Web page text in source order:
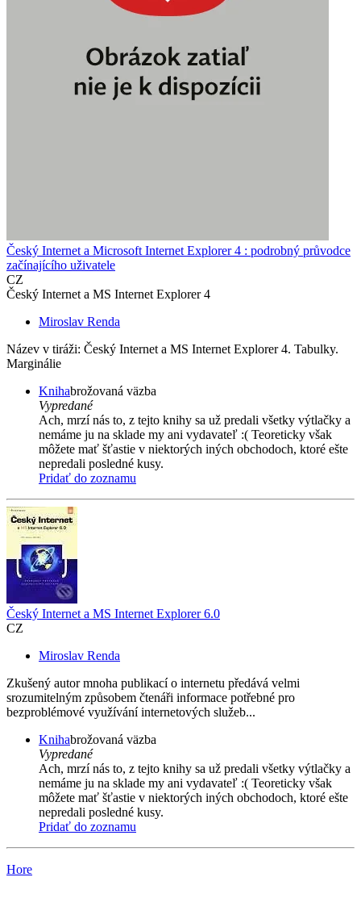
Český Internet a Microsoft Internet Explorer 4 : podrobný průvodce
začínajícího uživatele
CZ
Český Internet a MS Internet Explorer 4
Miroslav Renda
Název v tiráži: Český Internet a MS Internet Explorer 4. Tabulky.
Marginálie
Knihabrožovaná väzba
Vypredané
Ach, mrzí nás to, z tejto knihy sa už predali všetky výtlačky a
nemáme ju na sklade my ani vydavateľ :( Teoreticky však
môžete mať šťastie v niektorých iných obchodoch, ktoré ešte
nepredali posledné kusy.
Pridať do zoznamu
Český Internet a MS Internet Explorer 6.0
CZ
Miroslav Renda
Zkušený autor mnoha publikací o internetu předává velmi
srozumitelným způsobem čtenáři informace potřebné pro
bezproblémové využívání internetových služeb...
Knihabrožovaná väzba
Vypredané
Ach, mrzí nás to, z tejto knihy sa už predali všetky výtlačky a
nemáme ju na sklade my ani vydavateľ :( Teoreticky však
môžete mať šťastie v niektorých iných obchodoch, ktoré ešte
nepredali posledné kusy.
Pridať do zoznamu
Hore